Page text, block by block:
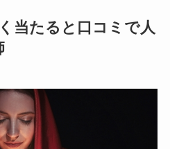
当たると口コミで人